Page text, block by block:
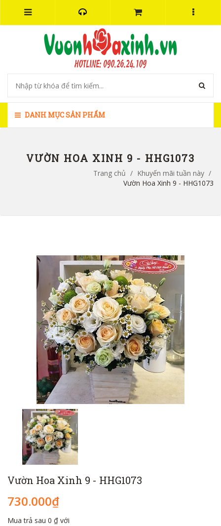
DANH MỤC SẢN PHẨM
VƯỜN HOA XINH 9 - HHG1073
Trang chủ / Khuyến mãi tuần này /
Vườn Hoa Xinh 9 - HHG1073
Vườn Hoa Xinh 9 - HHG1073
730.000₫
Mua trả sau 0 ₫ với